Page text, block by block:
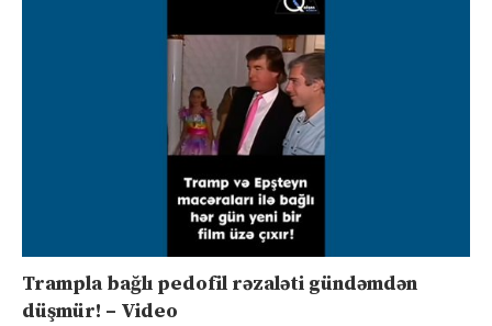
Trampla bağlı pedofil rəzaləti gündəmdən
düşmür! – Video